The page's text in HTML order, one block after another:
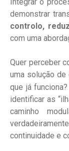
demonstrar
controlo,
com uma
Quer perceber
uma solução
que já
identificar as
caminho
continuidade e